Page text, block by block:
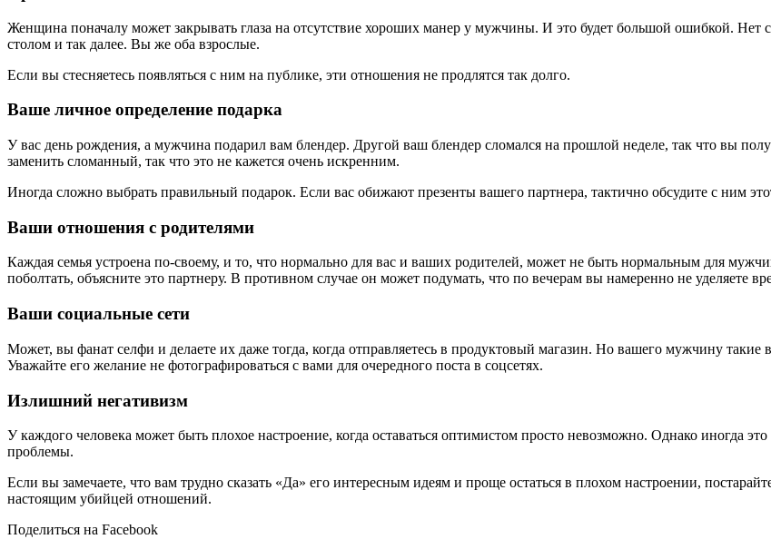
Женщина поначалу может закрывать глаза на отсутствие хороших манер у мужчины. И это будет большой ошибкой. Нет
столом и так далее. Вы же оба взрослые.
Если вы стесняетесь появляться с ним на публике, эти отношения не продлятся так долго.
Ваше личное определение подарка
У вас день рождения, а мужчина подарил вам блендер. Другой ваш блендер сломался на прошлой неделе, так что вы
заменить сломанный, так что это не кажется очень искренним.
Иногда сложно выбрать правильный подарок. Если вас обижают презенты вашего партнера, тактично обсудите с ним
Ваши отношения с родителями
Каждая семья устроена по-своему, и то, что нормально для вас и ваших родителей, может не быть нормальным для
поболтать, объясните это партнеру. В противном случае он может подумать, что по вечерам вы намеренно не уделяете
Ваши социальные сети
Может, вы фанат селфи и делаете их даже тогда, когда отправляетесь в продуктовый магазин. Но вашего мужчину
Уважайте его желание не фотографироваться с вами для очередного поста в соцсетях.
Излишний негативизм
У каждого человека может быть плохое настроение, когда оставаться оптимистом просто невозможно. Однако иногда
проблемы.
Если вы замечаете, что вам трудно сказать «Да» его интересным идеям и проще остаться в плохом настроении,
настоящим убийцей отношений.
Поделиться на Facebook